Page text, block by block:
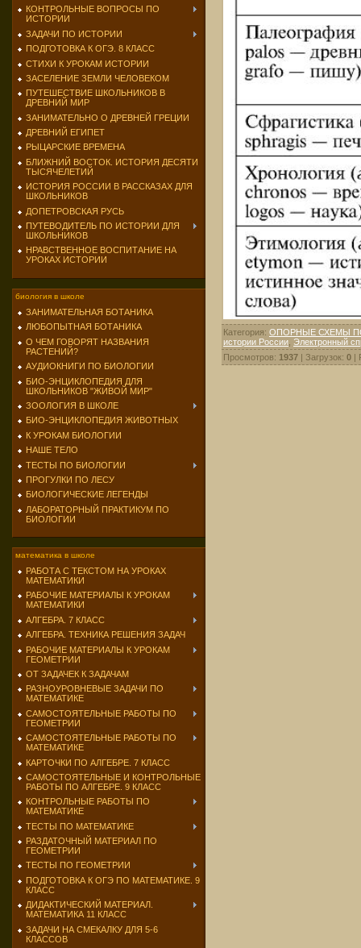
КОНТРОЛЬНЫЕ ВОПРОСЫ ПО
ИСТОРИИ
ЗАДАЧИ ПО ИСТОРИИ
ПОДГОТОВКА К ОГЭ. 8 КЛАСС
СТИХИ К УРОКАМ ИСТОРИИ
ЗАСЕЛЕНИЕ ЗЕМЛИ ЧЕЛОВЕКОМ
ПУТЕШЕСТВИЕ ШКОЛЬНИКОВ В
ДРЕВНИЙ МИР
ЗАНИМАТЕЛЬНО О ДРЕВНЕЙ ГРЕЦИИ
ДРЕВНИЙ ЕГИПЕТ
РЫЦАРСКИЕ ВРЕМЕНА
БЛИЖНИЙ ВОСТОК. ИСТОРИЯ ДЕСЯТИ
ТЫСЯЧЕЛЕТИЙ
ИСТОРИЯ РОССИИ В РАССКАЗАХ ДЛЯ
ШКОЛЬНИКОВ
ДОПЕТРОВСКАЯ РУСЬ
ПУТЕВОДИТЕЛЬ ПО ИСТОРИИ ДЛЯ
ШКОЛЬНИКОВ
НРАВСТВЕННОЕ ВОСПИТАНИЕ НА
УРОКАХ ИСТОРИИ
биология в школе
ЗАНИМАТЕЛЬНАЯ БОТАНИКА
ЛЮБОПЫТНАЯ БОТАНИКА
О ЧЕМ ГОВОРЯТ НАЗВАНИЯ
РАСТЕНИЙ?
АУДИОКНИГИ ПО БИОЛОГИИ
БИО-ЭНЦИКЛОПЕДИЯ ДЛЯ
ШКОЛЬНИКОВ "ЖИВОЙ МИР"
ЗООЛОГИЯ В ШКОЛЕ
БИО-ЭНЦИКЛОПЕДИЯ ЖИВОТНЫХ
К УРОКАМ БИОЛОГИИ
НАШЕ ТЕЛО
ТЕСТЫ ПО БИОЛОГИИ
ПРОГУЛКИ ПО ЛЕСУ
БИОЛОГИЧЕСКИЕ ЛЕГЕНДЫ
ЛАБОРАТОРНЫЙ ПРАКТИКУМ ПО
БИОЛОГИИ
математика в школе
РАБОТА С ТЕКСТОМ НА УРОКАХ
МАТЕМАТИКИ
РАБОЧИЕ МАТЕРИАЛЫ К УРОКАМ
МАТЕМАТИКИ
АЛГЕБРА. 7 КЛАСС
АЛГЕБРА. ТЕХНИКА РЕШЕНИЯ ЗАДАЧ
РАБОЧИЕ МАТЕРИАЛЫ К УРОКАМ
ГЕОМЕТРИИ
ОТ ЗАДАЧЕК К ЗАДАЧАМ
РАЗНОУРОВНЕВЫЕ ЗАДАЧИ ПО
МАТЕМАТИКЕ
САМОСТОЯТЕЛЬНЫЕ РАБОТЫ ПО
ГЕОМЕТРИИ
САМОСТОЯТЕЛЬНЫЕ РАБОТЫ ПО
МАТЕМАТИКЕ
КАРТОЧКИ ПО АЛГЕБРЕ. 7 КЛАСС
САМОСТОЯТЕЛЬНЫЕ И КОНТРОЛЬНЫЕ
РАБОТЫ ПО АЛГЕБРЕ. 9 КЛАСС
КОНТРОЛЬНЫЕ РАБОТЫ ПО
МАТЕМАТИКЕ
ТЕСТЫ ПО МАТЕМАТИКЕ
РАЗДАТОЧНЫЙ МАТЕРИАЛ ПО
ГЕОМЕТРИИ
ТЕСТЫ ПО ГЕОМЕТРИИ
ПОДГОТОВКА К ОГЭ ПО МАТЕМАТИКЕ. 9
КЛАСС
ДИДАКТИЧЕСКИЙ МАТЕРИАЛ.
МАТЕМАТИКА 11 КЛАСС
ЗАДАЧИ НА СМЕКАЛКУ ДЛЯ 5-6
КЛАССОВ
Категория: ОПОРНЫЕ СХЕМЫ
истории России Электронный
Просмотров: 1937 | Загрузок: 0 |